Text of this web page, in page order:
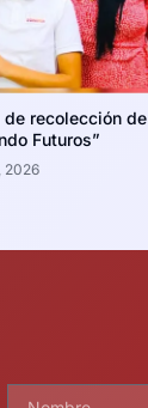
de recolección de
Futuros”
2026